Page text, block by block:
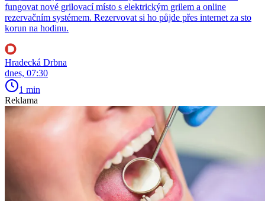
fungovat nové grilovací místo s elektrickým grilem a online
rezervačním systémem. Rezervovat si ho půjde přes internet za sto
korun na hodinu.
Hradecká Drbna
dnes, 07:30
1 min
Reklama